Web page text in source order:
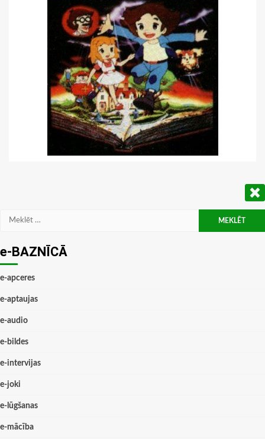
Meklēt:
e-BAZNĪCĀ
e-apceres
e-aptaujas
e-audio
e-bildes
e-intervijas
e-joki
e-lūgšanas
e-mācība